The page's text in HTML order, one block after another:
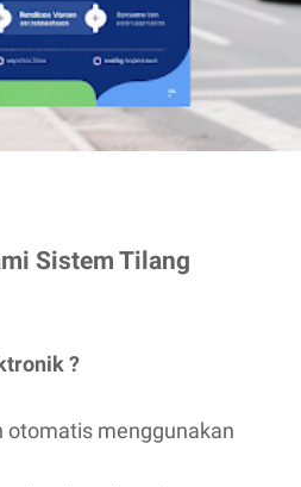
Sistem Tilang
?
otomatis menggunakan